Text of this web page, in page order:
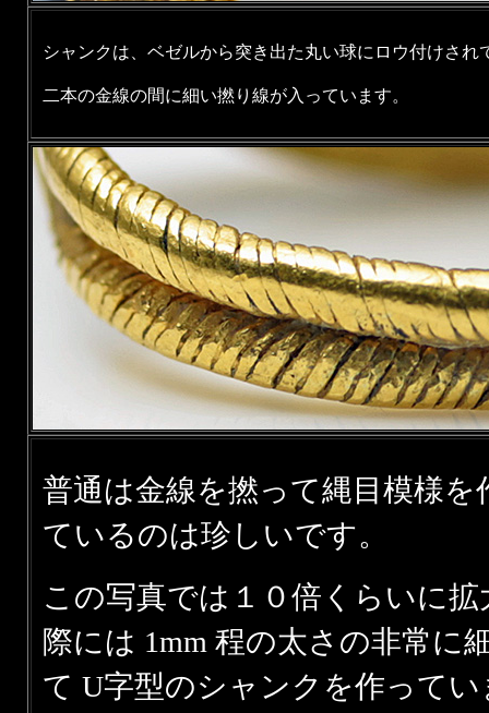
シャンクは、ベゼルから突き出た丸い球にロウ付けされ
二本の金線の間に細い撚り線が入っています。
普通は金線を撚って縄目模様
ているのは珍しいです。
この写真では１０倍くらいに
際には 1mm 程の太さの非常に
て U字型のシャンクを作ってい